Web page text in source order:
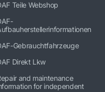
Teile Webshop
Gebrauchtfahrzeuge
Direkt Lkw
and maintenance
for independent